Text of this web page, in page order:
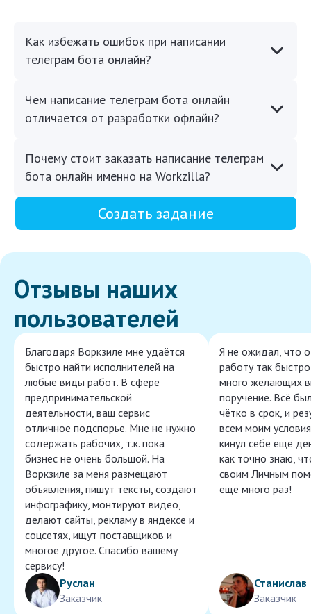
Как избежать ошибок при написании
телеграм бота онлайн?
Чем написание телеграм бота онлайн
отличается от разработки офлайн?
Почему стоит заказать написание телеграм
бота онлайн именно на Workzilla?
Создать задание
Отзывы наших
пользователей
Благодаря Воркзиле мне удаётся
быстро найти исполнителей на
любые виды работ. В сфере
предпринимательской
деятельности, ваш сервис
отличное подспорье. Мне не нужно
содержать рабочих, т.к. пока
бизнес не очень большой. На
Воркзиле за меня размещают
объявления, пишут тексты, создают
инфографику, монтируют видео,
делают сайты, рекламу в яндексе и
соцсетях, ищут поставщиков и
многое другое. Спасибо вашему
сервису!
Руслан
Заказчик
Я не ожидал, что
работу так
много желающих
поручение. Всё
чётко в срок, и
всем моим
кинул себе ещё
как точно знаю,
своим Личным
ещё много раз!
Станислав
Заказчик